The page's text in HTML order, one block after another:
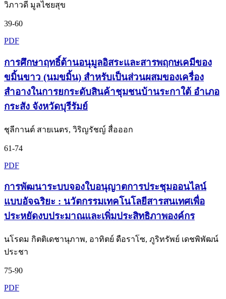
วิภาวดี มูลไชยสุข
39-60
PDF
การศึกษาฤทธิ์ต้านอนุมูลอิสระและสารพฤกษเคมีของ
ขมิ้นขาว (นมขมิ้น) สำหรับเป็นส่วนผสมของเครื่อง
สำอางในการยกระดับสินค้าชุมชนบ้านระกาใต้ อำเภอ
กระสัง จังหวัดบุรีรัมย์
ชุลีกานต์ สายเนตร, วิริญรัชญ์ สื่อออก
61-74
PDF
การพัฒนาระบบจองใบอนุญาตการประชุมออนไลน์
แบบอัจฉริยะ : นวัตกรรมเทคโนโลยีสารสนเทศเพื่อ
ประหยัดงบประมาณและเพิ่มประสิทธิภาพองค์กร
นโรดม กิตติเดชานุภาพ, อาทิตย์ ดือราโซ, ภูริทรัพย์ เดชพิพัฒน์
ประชา
75-90
PDF